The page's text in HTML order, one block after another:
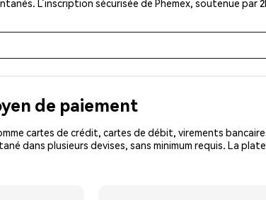
L’inscription sécurisée de Phemex, soutenue
de paiement
cartes de crédit, cartes de débit, virements
dans plusieurs devises, sans minimum requis. La